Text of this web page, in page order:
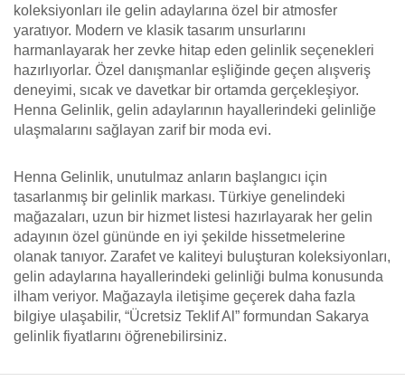
koleksiyonları ile gelin adaylarına özel bir atmosfer
yaratıyor. Modern ve klasik tasarım unsurlarını
harmanlayarak her zevke hitap eden gelinlik seçenekleri
hazırlıyorlar. Özel danışmanlar eşliğinde geçen alışveriş
deneyimi, sıcak ve davetkar bir ortamda gerçekleşiyor.
Henna Gelinlik, gelin adaylarının hayallerindeki gelinliğe
ulaşmalarını sağlayan zarif bir moda evi.
Henna Gelinlik, unutulmaz anların başlangıcı için
tasarlanmış bir gelinlik markası. Türkiye genelindeki
mağazaları, uzun bir hizmet listesi hazırlayarak her gelin
adayının özel gününde en iyi şekilde hissetmelerine
olanak tanıyor. Zarafet ve kaliteyi buluşturan koleksiyonları,
gelin adaylarına hayallerindeki gelinliği bulma konusunda
ilham veriyor. Mağazayla iletişime geçerek daha fazla
bilgiye ulaşabilir, “Ücretsiz Teklif Al” formundan Sakarya
gelinlik fiyatlarını öğrenebilirsiniz.